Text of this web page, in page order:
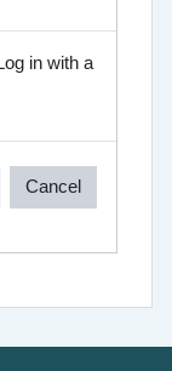
in with a
Cancel